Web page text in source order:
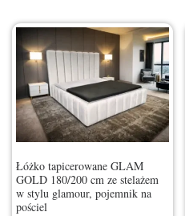
Łóżko tapicerowane GLAM
GOLD 180/200 cm ze stelażem
w stylu glamour, pojemnik na
pościel